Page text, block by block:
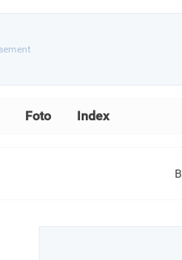
Foto Index